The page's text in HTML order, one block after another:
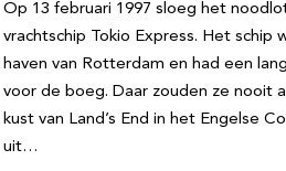
Op 13 februari 1997 sloeg het
vrachtschip Tokio Express. Het schip
haven van Rotterdam en had een
voor de boeg. Daar zouden ze nooit
kust van Land’s End in het Engelse
uit…